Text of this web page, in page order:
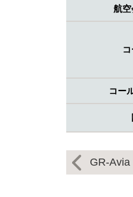
航空
コー
GR-Avia